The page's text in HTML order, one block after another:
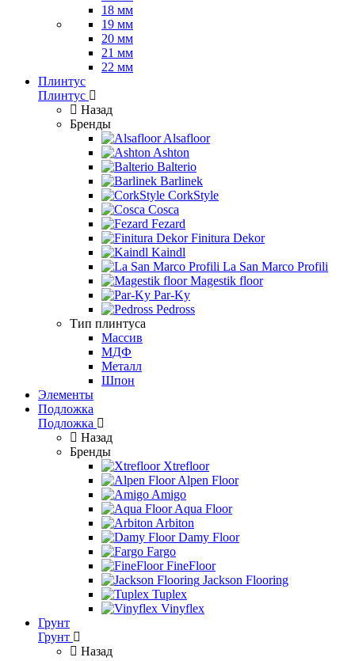
18 мм
19 мм
20 мм
21 мм
22 мм
Плинтус
Плинтус
Назад
Бренды
Alsafloor
Ashton
Balterio
Barlinek
CorkStyle
Cosca
Fezard
Finitura Dekor
Kaindl
La San Marco Profili
Magestik floor
Par-Ky
Pedross
Тип плинтуса
Массив
МДФ
Металл
Шпон
Элементы
Подложка
Подложка
Назад
Бренды
Xtrefloor
Alpen Floor
Amigo
Aqua Floor
Arbiton
Damy Floor
Fargo
FineFloor
Jackson Flooring
Tuplex
Vinyflex
Грунт
Грунт
Назад